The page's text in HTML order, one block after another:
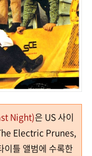
Night)은 US 사이
Electric Prunes,
이틀 앨범에 수록한